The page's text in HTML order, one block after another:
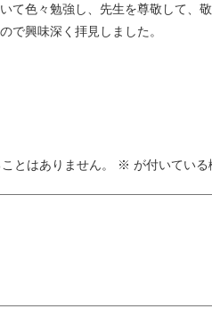
て色々勉強し、先生を尊敬して、
で興味深く拝見しました。
とはありません。 ※ が付いてい